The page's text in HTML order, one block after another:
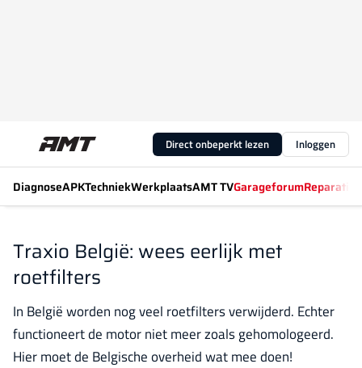
Direct onbeperkt lezen Inloggen
DiagnoseAPKTechniekWerkplaatsAMT TVGarageforum
Traxio België: wees eerlijk met
roetfilters
In België worden nog veel roetfilters verwijderd. Echter
functioneert de motor niet meer zoals gehomologeerd.
Hier moet de Belgische overheid wat mee doen!